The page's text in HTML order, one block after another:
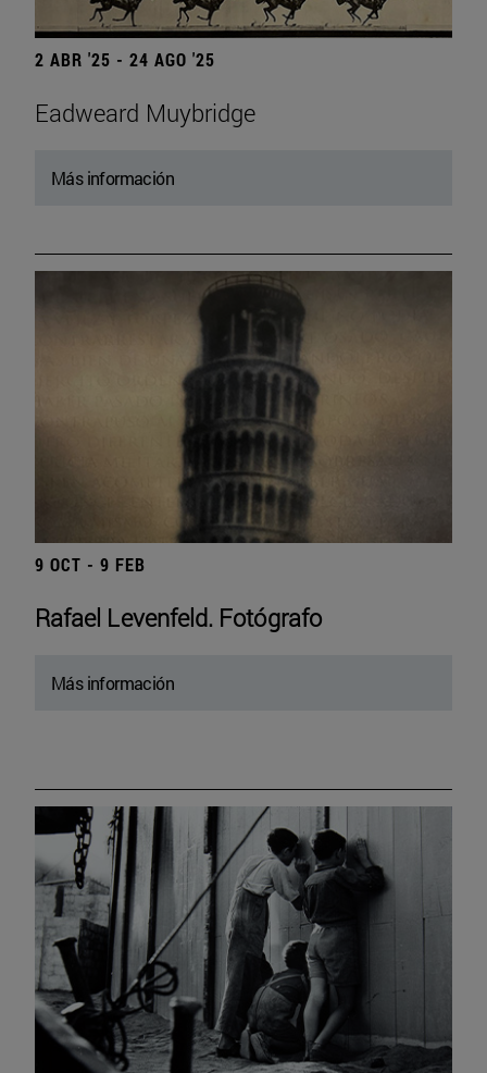
2 ABR '25 - 24 AGO '25
Eadweard Muybridge
Más información
9 OCT - 9 FEB
Rafael Levenfeld. Fotógrafo
Más información